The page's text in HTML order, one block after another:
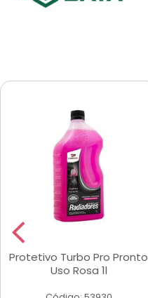
Protetivo Turbo Pro Pronto
Uso Rosa 1l